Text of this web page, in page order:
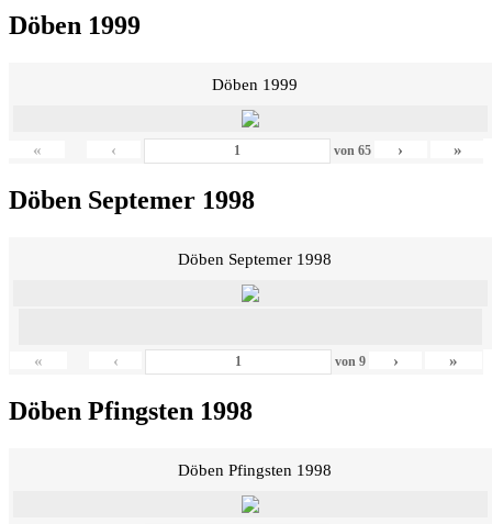
Döben 1999
Döben 1999
« ‹ von 65 › »
Döben Septemer 1998
Döben Septemer 1998
« ‹ von9 › »
Döben Pfingsten 1998
Döben Pfingsten 1998